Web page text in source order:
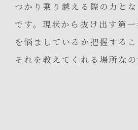
つかり乗り越える際の力と
です。現状から抜け出す第
を悩ましているか把握するこ
それを教えてくれる場所なの